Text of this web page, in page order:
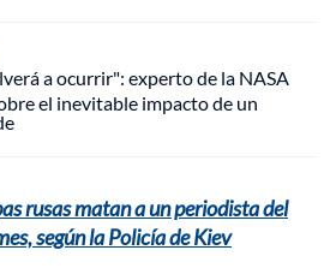
a ocurrir": experto de la NASA
el inevitable impacto de un
rusas matan a un periodista del
según la Policía de Kiev